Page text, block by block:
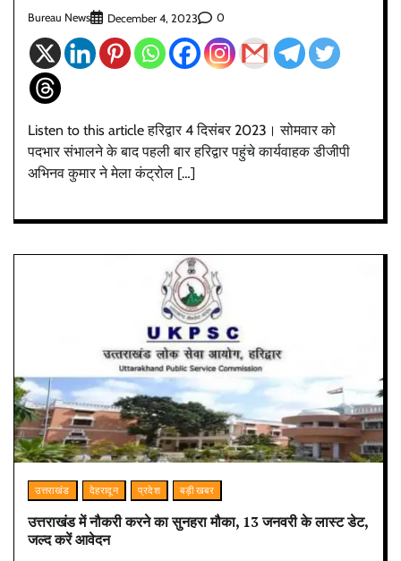
Bureau News December 4, 2023 0
Listen to this article हरिद्वार 4 दिसंबर 2023। सोमवार को
पदभार संभालने के बाद पहली बार हरिद्वार पहुंचे कार्यवाहक डीजीपी
अभिनव कुमार ने मेला कंट्रोल […]
उत्तराखंड देहरादून प्रदेश बड़ी खबर
उत्तराखंड में नौकरी करने का सुनहरा मौका, 13 जनवरी के लास्ट डेट,
जल्द करें आवेदन